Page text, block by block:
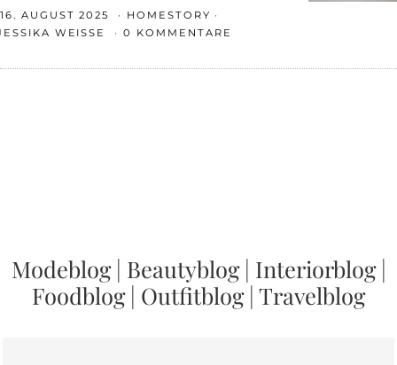
16. AUGUST 2025
HOMESTORY
WEISSE
0 KOMMENTARE
Modeblog| Beautyblog| Interiorblog|
Foodblog| Outfitblog| Travelblog